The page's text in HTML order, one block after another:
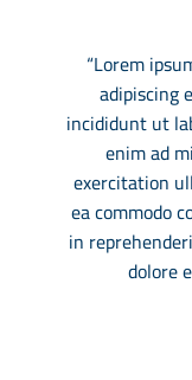
“Lorem
adipiscing
incididunt ut
enim ad
exercitation
ea commodo
in
dolore